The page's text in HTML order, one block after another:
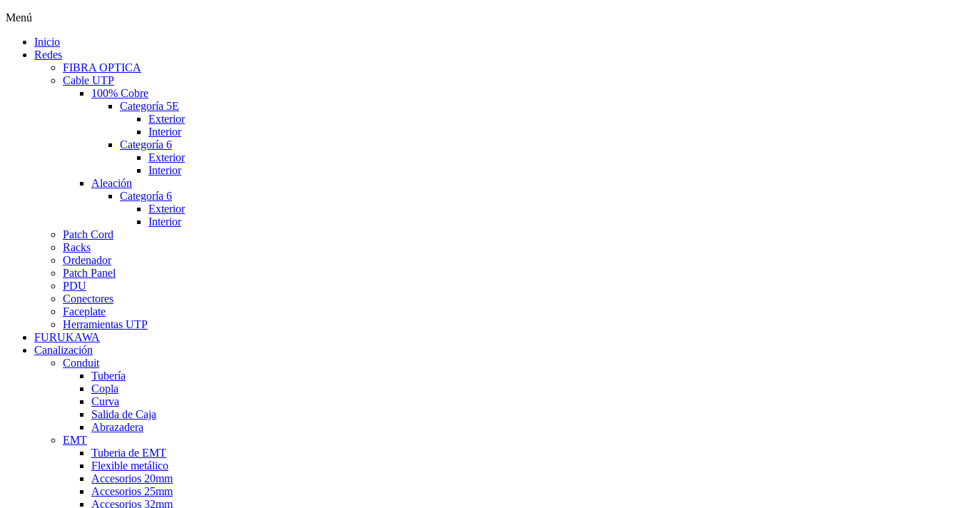
Menú
Inicio
Redes
FIBRA OPTICA
Cable UTP
100% Cobre
Categoría 5E
Exterior
Interior
Categoría 6
Exterior
Interior
Aleación
Categoría 6
Exterior
Interior
Patch Cord
Racks
Ordenador
Patch Panel
PDU
Conectores
Faceplate
Herramientas UTP
FURUKAWA
Canalización
Conduit
Tubería
Copla
Curva
Salida de Caja
Abrazadera
EMT
Tuberia de EMT
Flexible metálico
Accesorios 20mm
Accesorios 25mm
Accesorios 32mm